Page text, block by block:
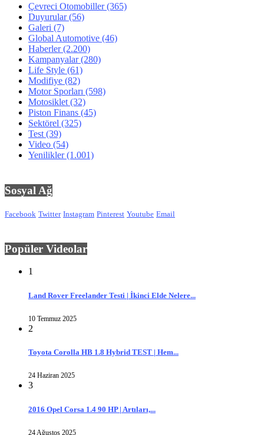
Çevreci Otomobiller(365)
Duyurular(56)
Galeri (7)
Global Automotive (46)
Haberler(2.200)
Kampanyalar(280)
Life Style (61)
Modifiye (82)
Motor Sporları (598)
Motosiklet (32)
Piston Finans (45)
Sektörel (325)
Test (39)
Video (54)
Yenilikler(1.001)
Sosyal Ağ
Facebook Twitter Instagram Pinterest Youtube Email
Popüler Videolar
1
Land Rover Freelander Testi | İkinci Elde Nelere...
10 Temmuz 2025
2
Toyota Corolla HB 1.8 Hybrid TEST | Hem...
24 Haziran 2025
3
2016 Opel Corsa 1.4 90 HP | Artıları,...
24 Ağustos 2025